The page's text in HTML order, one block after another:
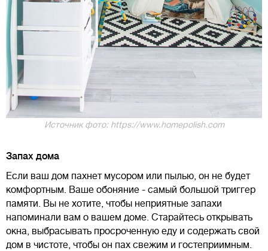
Источник фото: https://www.homepolish.com
Запах дома
Если ваш дом пахнет мусором или пылью, он не будет
комфортным. Ваше обоняние - самый большой триггер
памяти. Вы не хотите, чтобы неприятные запахи
напоминали вам о вашем доме. Старайтесь открывать
окна, выбрасывать просроченную еду и содержать свой
дом в чистоте, чтобы он пах свежим и гостеприимным.